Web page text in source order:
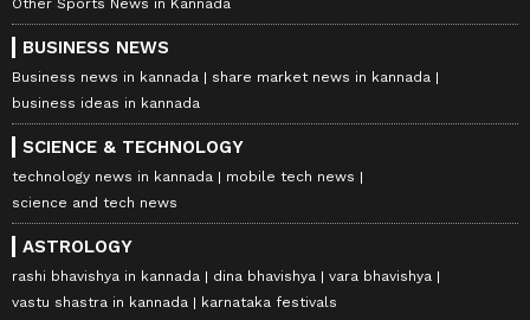
Other Sports News in Kannada
BUSINESS NEWS
Business news in kannada
share market news in kannada
business ideas in kannada
SCIENCE & TECHNOLOGY
technology news in kannada
mobile tech news
science and tech news
ASTROLOGY
rashi bhavishya in kannada dina bhavishya
vara bhavishya
vastu shastra in kannada
karnataka festivals